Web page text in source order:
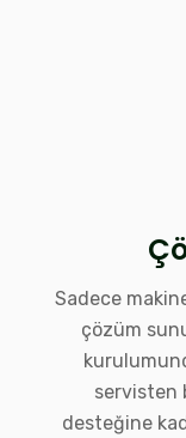
Sadece
çözüm
servisten
desteğine